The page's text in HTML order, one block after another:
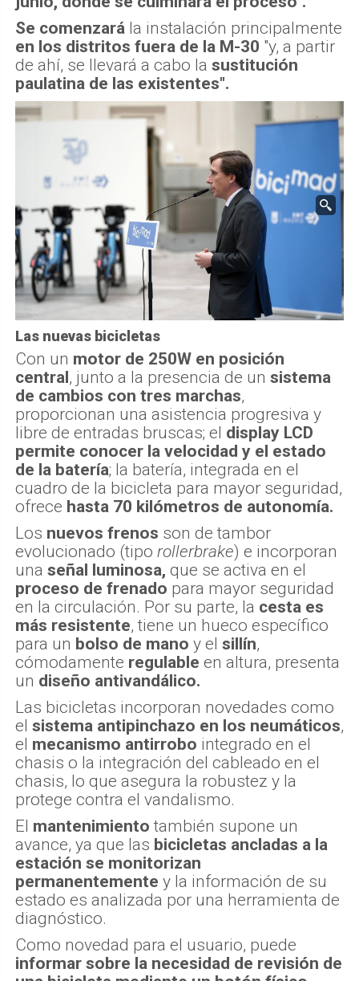
Se comenzará la instalación principalmente
en los distritos fuera de la M-30 "y, a partir
de ahí, se llevará a cabo la sustitución
paulatina de las existentes".
Las nuevas bicicletas
Con un motor de 250W en posición
central, junto a la presencia de un sistema
de cambios con tres marchas,
proporcionan una asistencia progresiva y
libre de entradas bruscas; el display LCD
permite conocer la velocidad y el estado
de la batería; la batería, integrada en el
cuadro de la bicicleta para mayor seguridad,
ofrece hasta 70 kilómetros de autonomía.
Los nuevos frenos son de tambor
evolucionado (tipo rollerbrake) e incorporan
una señal luminosa, que se activa en el
proceso de frenado para mayor seguridad
en la circulación. Por su parte, la cesta es
más resistente, tiene un hueco específico
para un bolso de mano y el sillín,
cómodamente regulable en altura, presenta
un diseño antivandálico.
Las bicicletas incorporan novedades como
el sistema antipinchazo en los neumáticos,
el mecanismo antirrobo integrado en el
chasis o la integración del cableado en el
chasis, lo que asegura la robustez y la
protege contra el vandalismo.
El mantenimiento también supone un
avance, ya que las bicicletas ancladas a la
estación se monitorizan
permanentemente y la información de su
estado es analizada por una herramienta de
diagnóstico.
Como novedad para el usuario, puede
informar sobre la necesidad de revisión de